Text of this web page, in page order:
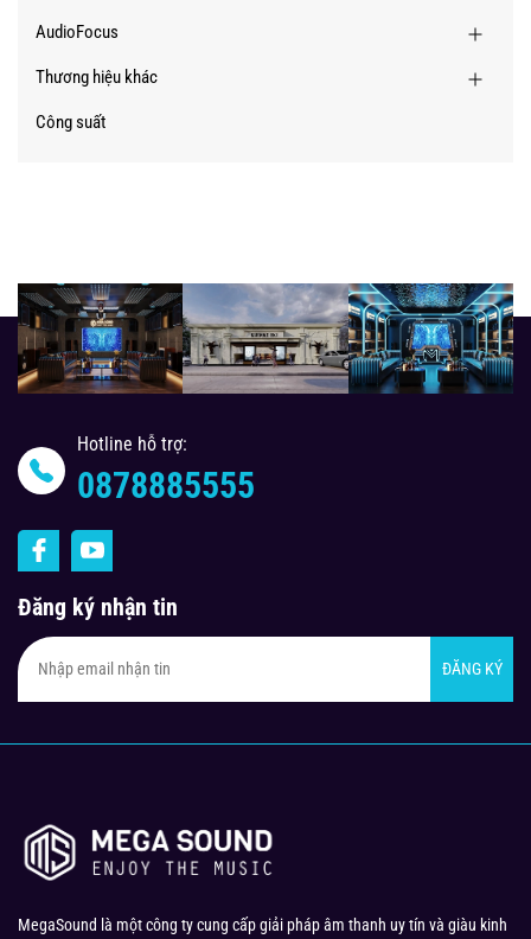
AudioFocus
Thương hiệu khác
Công suất
Hotline hỗ trợ:
0878885555
Đăng ký nhận tin
ĐĂNG KÝ
MegaSound là một công ty cung cấp giải pháp âm thanh uy tín và giàu kinh